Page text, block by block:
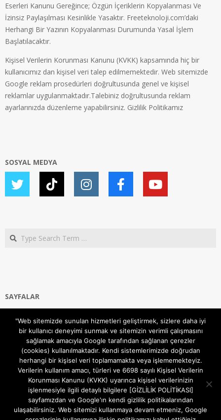
Eserleri Kanunu Gereğince; Özgün İçeriklerin Kopyalanması Ve
İzinsiz Paylaşılması Kesinlikle Yasaktır. Freeteknoloji.com’daki
Herhangi Bir Yazının Kopyalanması Durumunda Yasal İşlem
Başlatılacaktır.
Kişisel Verilerin Korunması Kanunu (KVKK) kapsamında hiç bir
kullanıcımız dan kişisel veri talep edilmemektedir. Web sitemizde
Google reklam prosedürleri doğrultusunda genel ve kişisel
reklamlar uygulanmaktadır.Talebiniz doğrultusunda reklam
ayarlarınızda düzenleme yapabilirsiniz. Gizlilik Politikamız
SOSYAL MEDYA
Search
SAYFALAR
Gizlilik ve Çerezler (Cookies) Politikası
Hakkımızda
İletişim Kanalları
MODEM KURULUM
TEKNİK DESTEK
TELEVİZYON SİSTEMLERİ
"Web sitemizde sunulan hizmetleri geliştirmek, sizlere daha iyi
bir kullanıcı deneyimi sunmak ve sitemizin verimli çalışmasını
sağlamak amacıyla Google tarafından sağlanan çerezler
(cookies) kullanılmaktadır. Kendi sistemlerimizde doğrudan
herhangi bir kişisel veri toplamamakta veya işlememekteyiz.
Verilerin kullanım amacı, türleri ve 6698 sayılı Kişisel Verilerin
Korunması Kanunu (KVKK) uyarınca kişisel verilerinizin
işlenmesiyle ilgili detaylı bilgilere [GİZLİLİK POLİTİKASI]
sayfamızdan ve Google'ın kendi gizlilik politikalarından
ulaşabilirsiniz. Web sitemizi kullanmaya devam etmeniz, Google